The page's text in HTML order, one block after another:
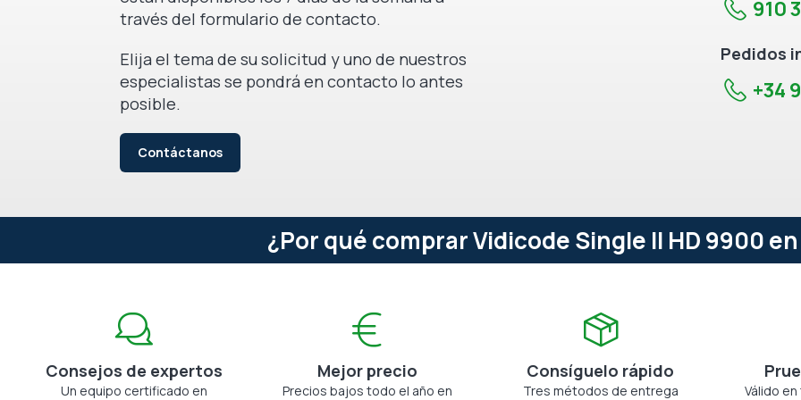
través del formulario de contacto.
Elija el tema de su solicitud y uno de nuestros
especialistas se pondrá en contacto lo antes
posible.
Contáctanos
910
Pedidos
+34
¿Por qué comprar Vidicode Single II HD 9900
Consejos de expertos
Un equipo certificado en
Mejor precio
Precios bajos todo el año en
Consíguelo rápido
Tres métodos de entrega Válido